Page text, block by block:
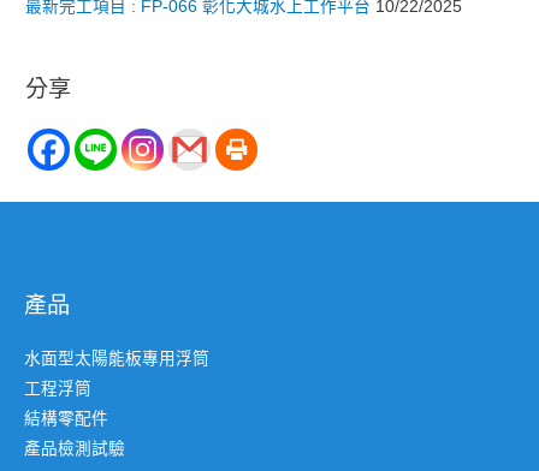
最新完工項目 : FP-066 彰化大城水上工作平台 10/22/2025
分享
產品
水面型太陽能板專用浮筒
工程浮筒
結構零配件
產品檢測試驗